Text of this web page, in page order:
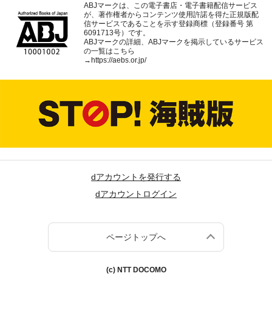
ABJマークは、この電子書店・電子書籍配信サービス
が、著作権者からコンテンツ使用許諾を得た正規版配
信サービスであることを示す登録商標（登録番号 第
6091713号）です。
ABJマークの詳細、ABJマークを掲示しているサービス
の一覧はこちら
→ https://aebs.or.jp/
dアカウントを発行する
dアカウントログイン
ページトップへ
(c) NTT DOCOMO